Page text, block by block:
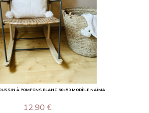
À POMPONS BLANC 50×50 MODÈLE NAÏMA
12,90 €